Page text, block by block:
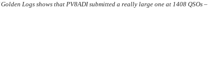
Logs shows that PV8ADIsubmitted a really large one at 1408 QSOs –